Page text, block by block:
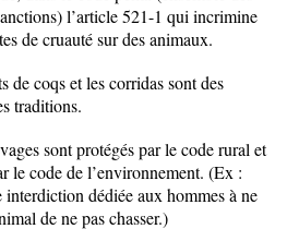
l’article 521-1 qui incrimine
de cruauté sur des animaux.
de coqs et les corridas sont des
traditions.
sont protégés par le code rural et
le code de l’environnement. (Ex :
interdiction dédiée aux hommes à ne
de ne pas chasser.)